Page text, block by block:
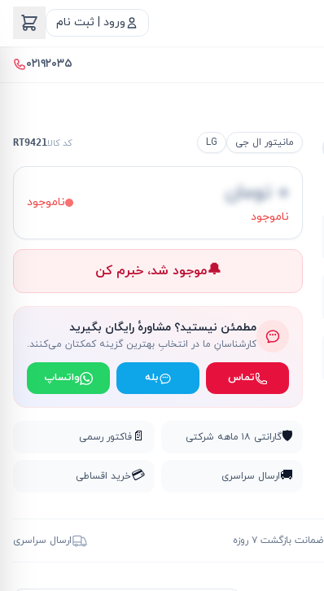
ورود | ثبت نام
۰۲۱۹۲۰۳۵
مانیتور ال جی LG کد کالاRT9421
۰ تومان
ناموجود
ناموجود
🔔موجود شد، خبرم کن
مطمئن نیستید؟ مشاورهٔ رایگان بگیرید
کارشناسانِ ما در انتخابِ بهترین گزینه کمکتان می‌کنند.
تماس بله واتساپ
🛡️گارانتی ۱۸ ماهه شرکتی 📄 فاکتور رسمی
🚚ارسال سراسری 💳خرید اقساطی
ضمانت بازگشت ۷ روزه ارسال سراسری